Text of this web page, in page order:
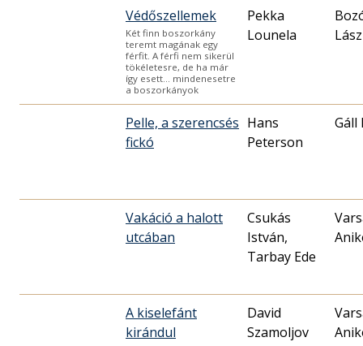
Védőszellemek
Két finn boszorkány
teremt magának egy
férfit. A férfi nem sikerül
tökéletesre, de ha már
így esett… mindenesetre
a boszorkányok
Pekka
Lounela
Pelle, a szerencsés
fickó
Hans
Peterson
Gáll
Vakáció a halott
utcában
Csukás
István,
Tarbay Ede
A kiselefánt
kirándul
David
Szamoljov